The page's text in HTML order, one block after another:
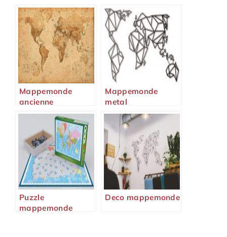
Mappemonde
ancienne
Mappemonde
metal
Puzzle
mappemonde
Deco mappemonde